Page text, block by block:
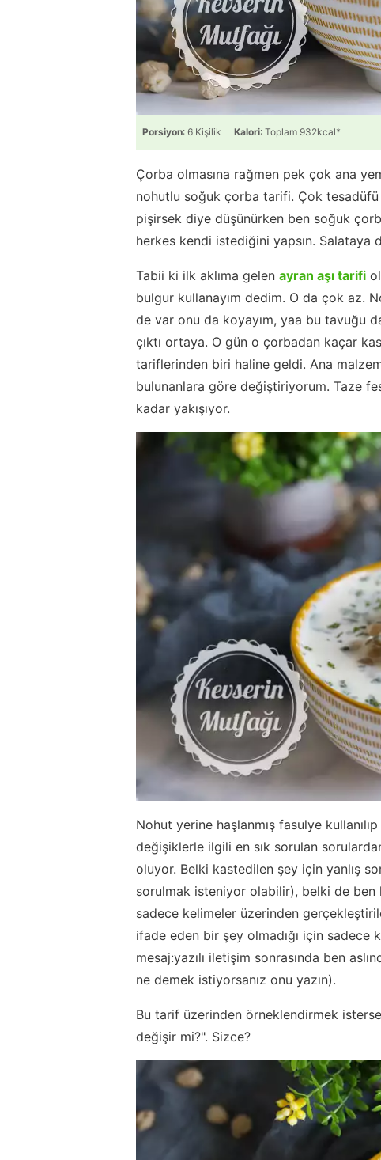
Porsiyon: 6 Kişilik Kalori: Toplam 932kcal*
Çorba olmasına rağmen pek çok ana
nohutlu soğuk çorba tarifi. Çok
pişirsek diye düşünürken ben soğuk
herkes kendi istediğini yapsın. Salataya
Tabii ki ilk aklıma gelen ayran aşı tarifi
bulgur kullanayım dedim. O da çok az.
de var onu da koyayım, yaa bu tavuğu
çıktı ortaya. O gün o çorbadan kaçar
tariflerinden biri haline geldi. Ana
bulunanlara göre değiştiriyorum. Taze
kadar yakışıyor.
Nohut yerine haşlanmış fasulye
değişiklerle ilgili en sık sorulan
oluyor. Belki kastedilen şey için yanlış
sorulmak isteniyor olabilir), belki de ben
sadece kelimeler üzerinden
ifade eden bir şey olmadığı için sadece
mesaj:yazılı iletişim sonrasında ben
ne demek istiyorsanız onu yazın).
Bu tarif üzerinden örneklendirmek
değişir mi?". Sizce?